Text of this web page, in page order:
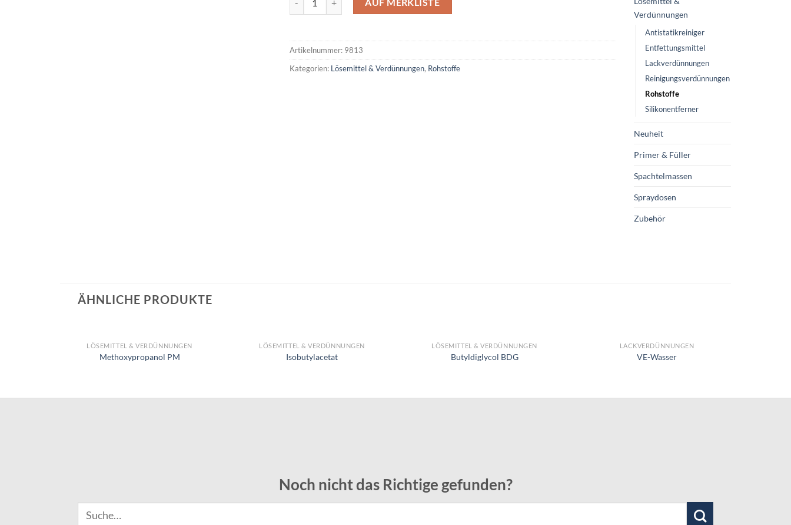
AUF MERKLISTE
Artikelnummer: 9813
Kategorien: Lösemittel & Verdünnungen, Rohstoffe
Verdünnungen
Antistatikreiniger
Entfettungsmittel
Lackverdünnungen
Reinigungsverdünnungen
Rohstoffe
Silikonentferner
Neuheit
Primer & Füller
Spachtelmassen
Spraydosen
Zubehör
ÄHNLICHE PRODUKTE
LÖSEMITTEL & VERDÜNNUNGEN
Methoxypropanol PM
LÖSEMITTEL & VERDÜNNUNGEN
Isobutylacetat
LÖSEMITTEL & VERDÜNNUNGEN
Butyldiglycol BDG
LACKVERDÜNNUNGEN
VE-Wasser
Noch nicht das Richtige gefunden?
Suche